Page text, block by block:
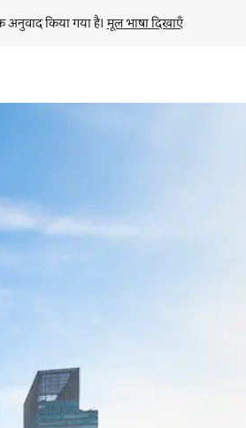
किया गया है। मूल भाषा दिखाएँ
का इस्तेमाल करके एक्सप्लोर करें।